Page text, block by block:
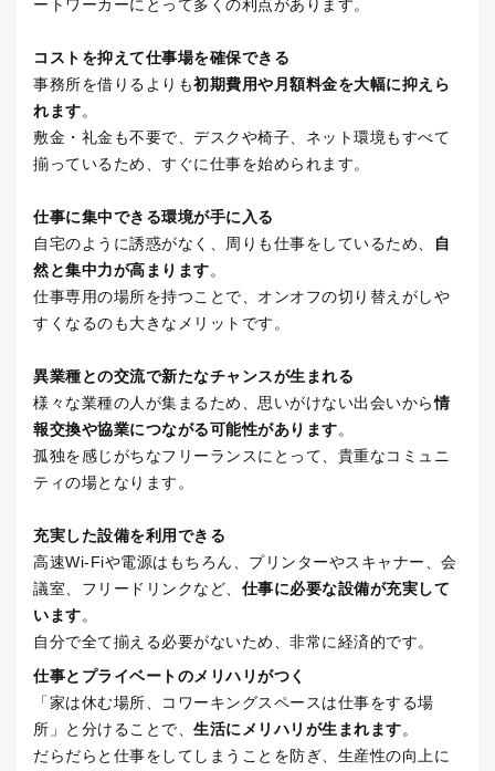
ートワーカーにとって多くの利点があります。
コストを抑えて仕事場を確保できる
事務所を借りるよりも初期費用や月額料金を大幅に抑えら
れます。
敷金・礼金も不要で、デスクや椅子、ネット環境もすべて
揃っているため、すぐに仕事を始められます。
仕事に集中できる環境が手に入る
自宅のように誘惑がなく、周りも仕事をしているため、
自
然と集中力が高まります。
仕事専用の場所を持つことで、オンオフの切り替えがしや
すくなるのも大きなメリットです。
異業種との交流で新たなチャンスが生まれる
様々な業種の人が集まるため、思いがけない出会いから情
報交換や協業につながる可能性があります。
孤独を感じがちなフリーランスにとって、貴重なコミュニ
ティの場となります。
充実した設備を利用できる
高速Wi-Fiや電源はもちろん、プリンターやスキャナー、会
議室、フリードリンクなど、 仕事に必要な設備が充実して
います。
自分で全て揃える必要がないため、非常に経済的です。
仕事とプライベートのメリハリがつく
「家は休む場所、コワーキングスペースは仕事をする場
所」と分けることで、 生活にメリハリが生まれます。
だらだらと仕事をしてしまうことを防ぎ、生産性の向上に